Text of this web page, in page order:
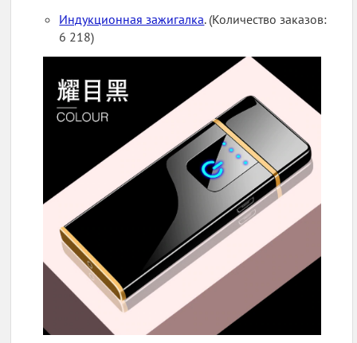
Индукционная зажигалка. (Количество заказов:
6 218)